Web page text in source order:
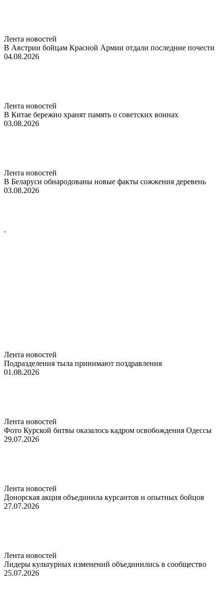
Лента новостей
В Австрии бойцам Красной Армии отдали последние почести
04.08.2026
Лента новостей
В Китае бережно хранят память о советских воинах
03.08.2026
Лента новостей
В Беларуси обнародованы новые факты сожжения деревень
03.08.2026
Лента новостей
Подразделения тыла принимают поздравления
01.08.2026
Лента новостей
Фото Курской битвы оказалось кадром освобождения Одессы
29.07.2026
Лента новостей
Донорская акция объединила курсантов и опытных бойцов
27.07.2026
Лента новостей
Лидеры культурных изменений объединились в сообщество
25.07.2026